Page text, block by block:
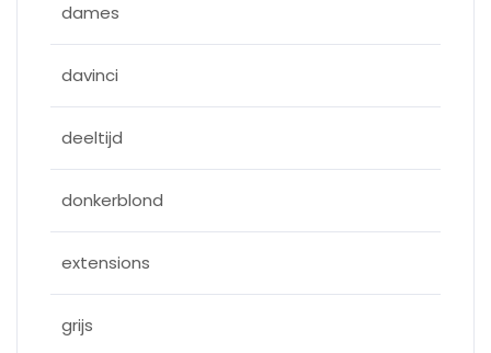
dames
davinci
deeltijd
donkerblond
extensions
grijs